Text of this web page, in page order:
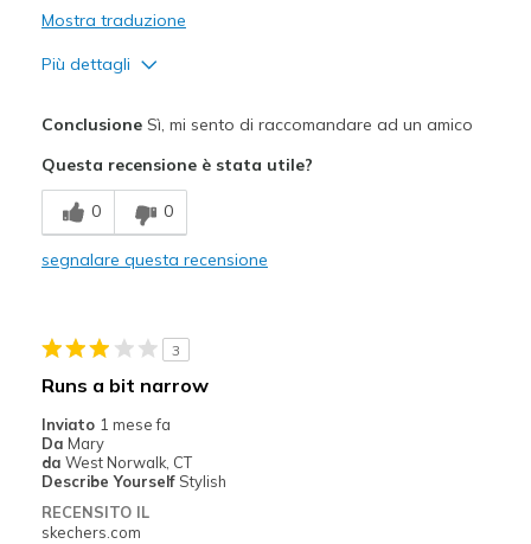
Mostra traduzione
Più dettagli
Breathe Well
Comfortable
Travel
Width
Sizing
ConclusioneSì, mi sento di raccomandare ad un amico
Questa recensione è stata utile?
0 0
segnalare questa recensione
3
Runs a bit narrow
Inviato 1 mese fa
Da Mary
da West Norwalk, CT
Describe Yourself Stylish
RECENSITO IL
skechers.com